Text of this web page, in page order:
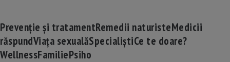
Prevenție și tratamentRemedii naturisteMedicii
răspundViața sexualăSpecialiștiCe te doare?
WellnessFamiliePsiho